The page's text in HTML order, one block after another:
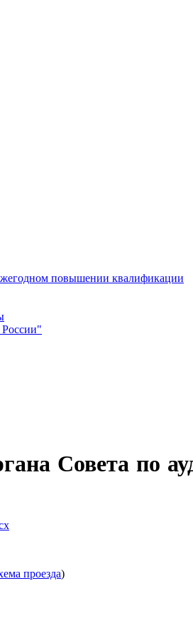
повышении квалификации
Совета по
проезда)